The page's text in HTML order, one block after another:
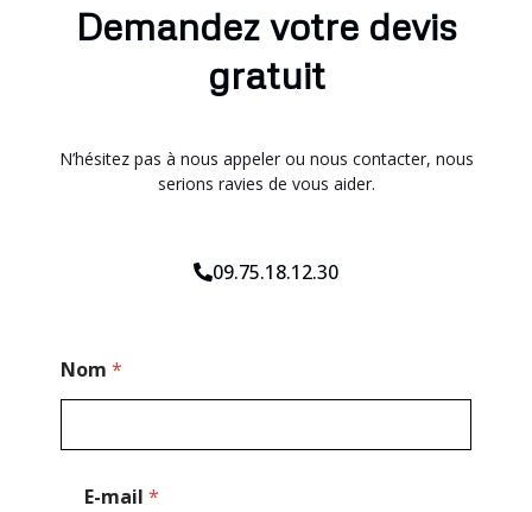
Demandez votre devis
gratuit
N’hésitez pas à nous appeler ou nous contacter, nous
serions ravies de vous aider.
09.75.18.12.30
Nom *
E-mail *